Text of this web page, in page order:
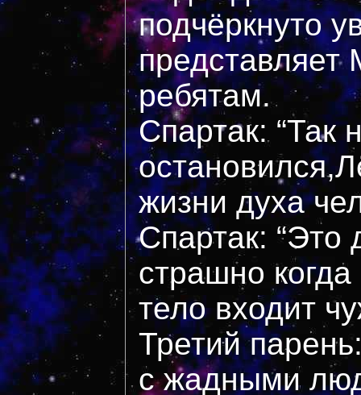
подчёркнуто
представляет
ребятам.
Спартак: “Так
жизни духа
Спартак: “Это
страшно
тело входит
Третий
с жадными